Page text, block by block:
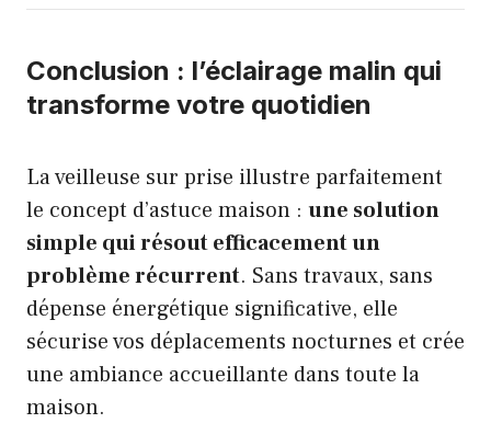
Conclusion : l’éclairage malin qui
transforme votre quotidien
La veilleuse sur prise illustre parfaitement
le concept d’astuce maison : une solution
simple qui résout efficacement un
problème récurrent. Sans travaux, sans
dépense énergétique significative, elle
sécurise vos déplacements nocturnes et crée
une ambiance accueillante dans toute la
maison.